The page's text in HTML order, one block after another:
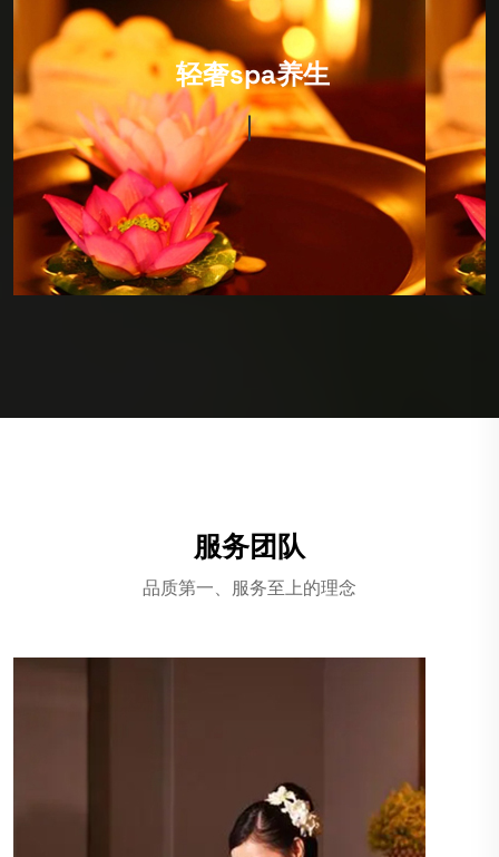
轻奢spa养生
IT Consultancy
环境以日式风格为主，装修设计很有风格，硬件设施非
常完善，卫生细节做的很出色，包括拖鞋都会当你面消
毒！价格很合适，因为综合性很强，所以喜欢深度SPA
护理的朋友可以来看看
服务团队
品质第一、服务至上的理念